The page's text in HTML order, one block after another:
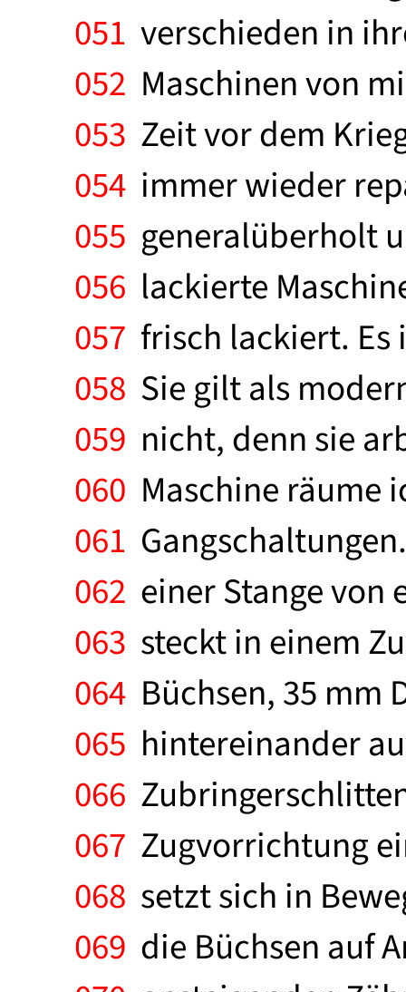
051 verschieden in
052 Maschinen von
053 Zeit vor dem
054 immer wieder
055 generalüberholt
056 lackierte
057 frisch lackiert. Es
058 Sie gilt als
059 nicht, denn sie
060 Maschine räume
061
062 einer Stange von
063 steckt in einem
064 Büchsen, 35 mm
065 hintereinander
066
067 Zugvorrichtung
068 setzt sich in
069 die Büchsen auf